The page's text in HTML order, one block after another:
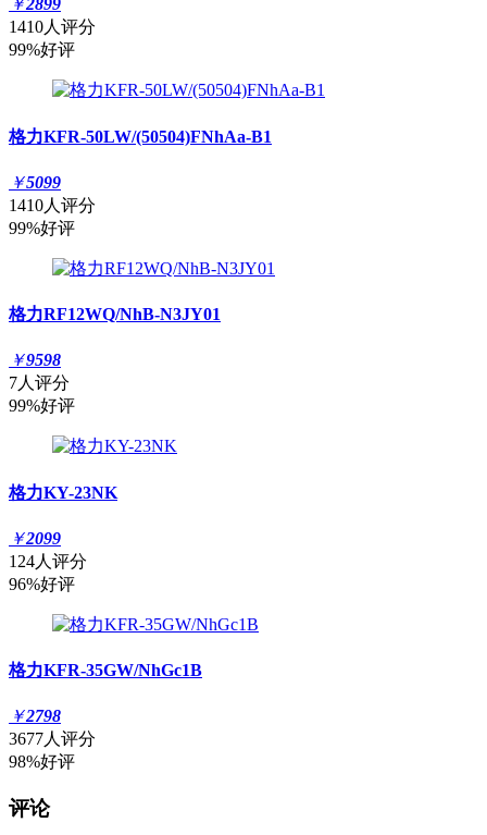
￥2899
1410人评分
99%好评
格力KFR-50LW/(50504)FNhAa-B1
￥5099
1410人评分
99%好评
格力RF12WQ/NhB-N3JY01
￥9598
7人评分
99%好评
格力KY-23NK
￥2099
124人评分
96%好评
格力KFR-35GW/NhGc1B
￥2798
3677人评分
98%好评
评论